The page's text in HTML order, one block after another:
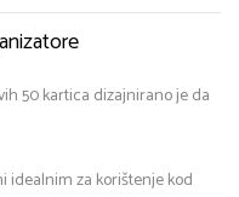
50 kartica dizajnirano je da
idealnim za korištenje kod